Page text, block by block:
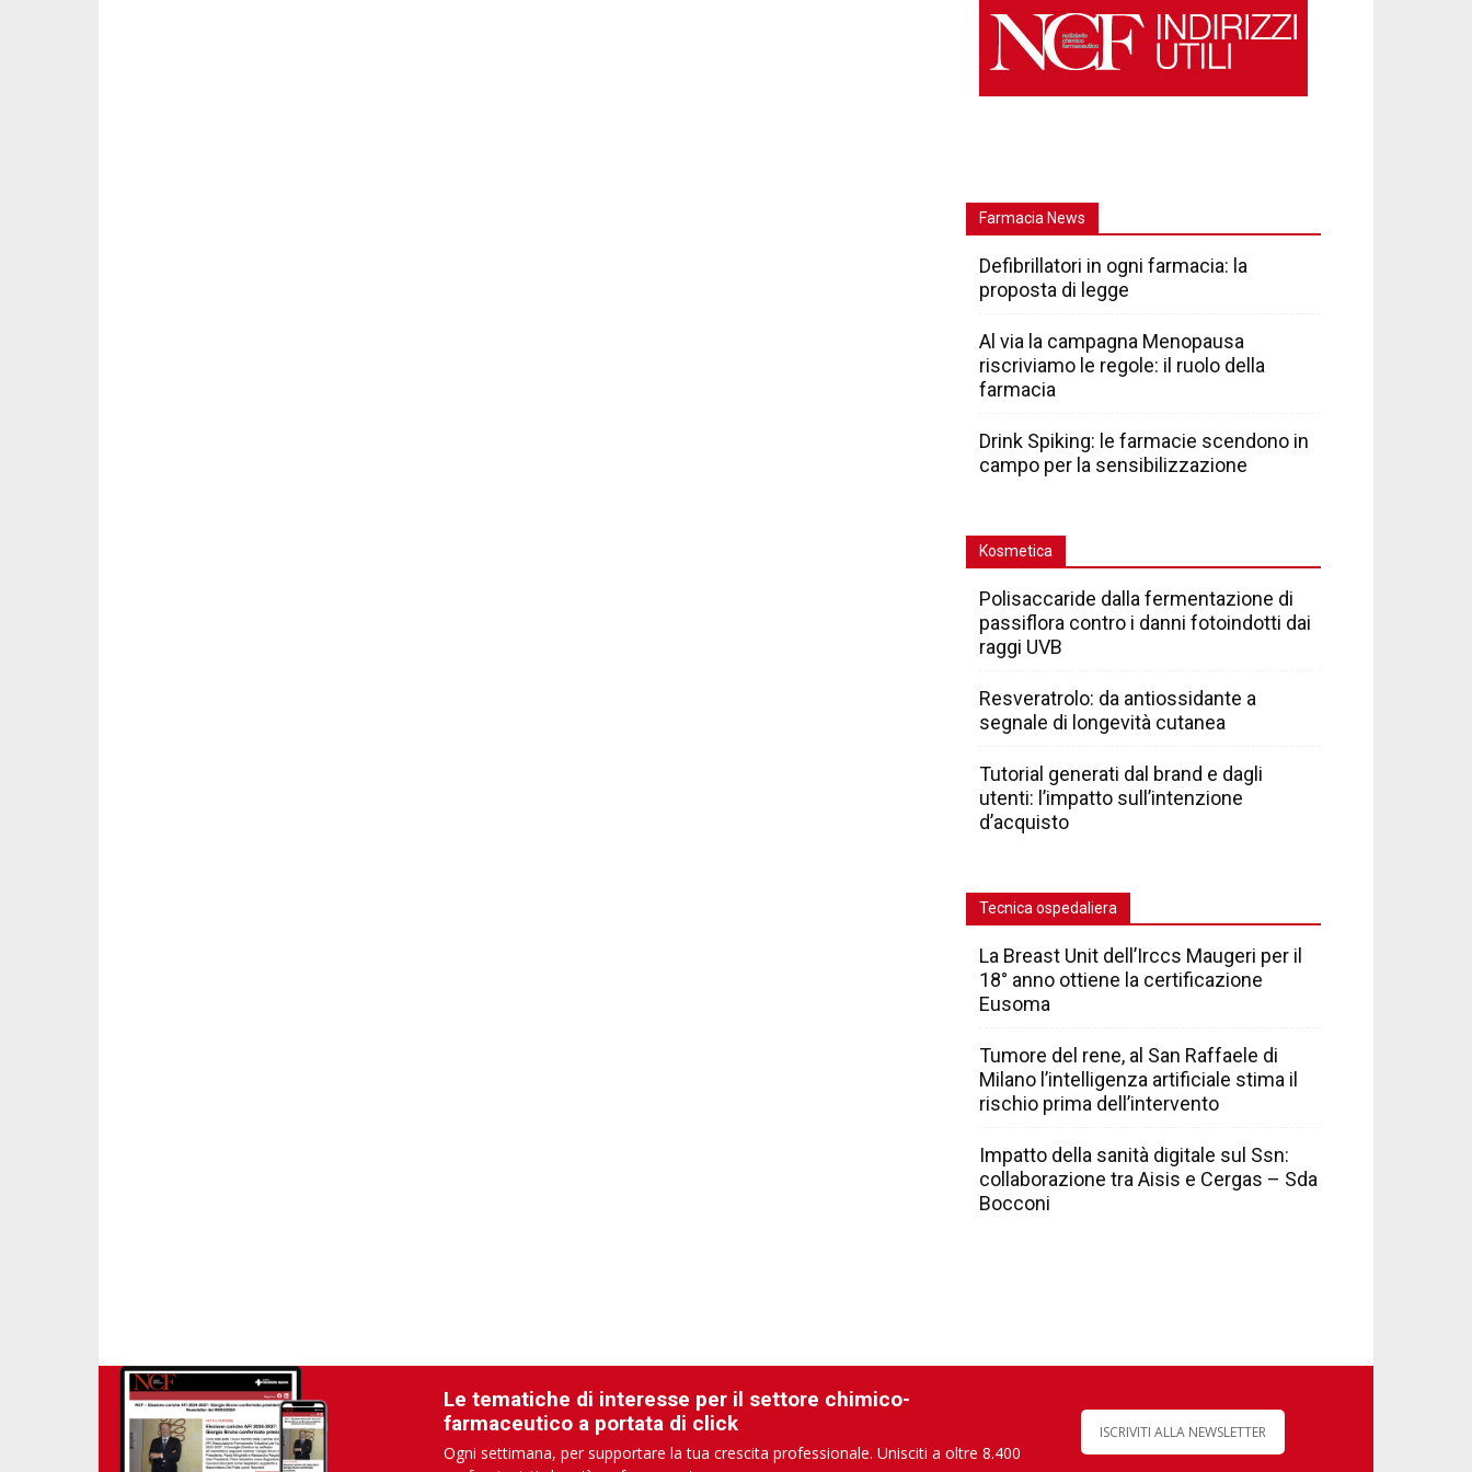
Farmacia News
Defibrillatori in ogni farmacia: la
proposta di legge
Al via la campagna Menopausa
riscriviamo le regole: il ruolo della
farmacia
Drink Spiking: le farmacie scendono in
campo per la sensibilizzazione
Kosmetica
Polisaccaride dalla fermentazione di
passiflora contro i danni fotoindotti dai
raggi UVB
Resveratrolo: da antiossidante a
segnale di longevità cutanea
Tutorial generati dal brand e dagli
utenti: l’impatto sull’intenzione
d’acquisto
Tecnica ospedaliera
La Breast Unit dell’Irccs Maugeri per il
18° anno ottiene la certificazione
Eusoma
Tumore del rene, al San Raffaele di
Milano l’intelligenza artificiale stima il
rischio prima dell’intervento
Impatto della sanità digitale sul Ssn:
collaborazione tra Aisis e Cergas – Sda
Bocconi
Le tematiche di interesse per il settore chimico-
farmaceutico a portata di click
Ogni settimana, per supportare la tua crescita professionale. Unisciti a oltre 8.400
ISCRIVITI ALLA NEWSLETTER